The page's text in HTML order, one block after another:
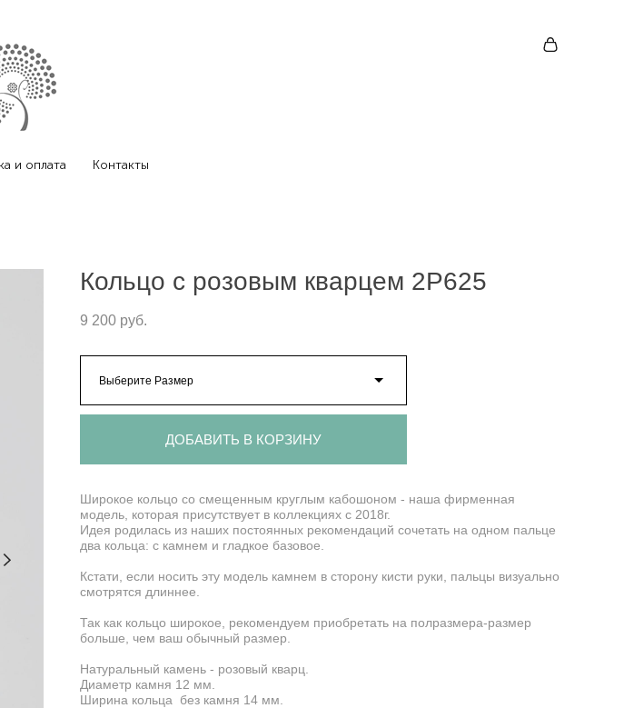
и оплата Контакты
Кольцо с розовым кварцем 2P625
9 200 pуб.
Выберите Размер
ДОБАВИТЬ В КОРЗИНУ
Широкое кольцо со смещенным круглым кабошоном - наша фирменная
модель, которая присутствует в коллекциях с 2018г.
Идея родилась из наших постоянных рекомендаций сочетать на одном пальце
два кольца: с камнем и гладкое базовое.
Кстати, если носить эту модель камнем в сторону кисти руки, пальцы визуально
смотрятся длиннее.
Так как кольцо широкое, рекомендуем приобретать на полразмера-размер
больше, чем ваш обычный размер.
Натуральный камень - розовый кварц.
Диаметр камня 12 мм.
Ширина кольца без камня 14 мм.